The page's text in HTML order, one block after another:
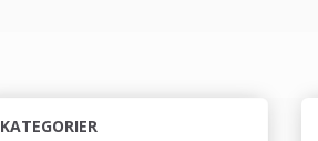
KATEGORIER